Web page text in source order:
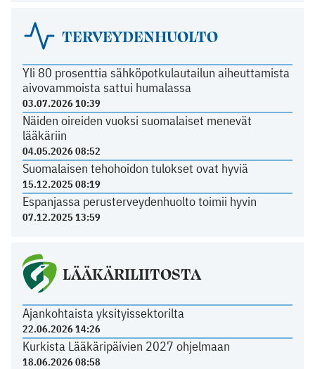
TERVEYDENHUOLTO
Yli 80 prosenttia sähköpotkulautailun aiheuttamista
aivovammoista sattui humalassa
03.07.2026 10:39
Näiden oireiden vuoksi suomalaiset menevät
lääkäriin
04.05.2026 08:52
Suomalaisen tehohoidon tulokset ovat hyviä
15.12.2025 08:19
Espanjassa perusterveydenhuolto toimii hyvin
07.12.2025 13:59
LÄÄKÄRILIITOSTA
Ajankohtaista yksityissektorilta
22.06.2026 14:26
Kurkista Lääkäripäivien 2027 ohjelmaan
18.06.2026 08:58